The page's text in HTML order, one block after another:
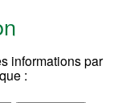
informations par
: